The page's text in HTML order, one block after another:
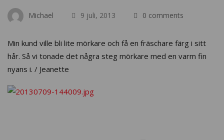
Michael 9 juli, 2013 0 comments
Min kund ville bli lite mörkare och få en fräschare färg i sitt
hår. Så vi tonade det några steg mörkare med en varm fin
nyans i. / Jeanette